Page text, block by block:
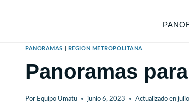
PANORAMAS REGION METROPOLITANA
Panoramas
Por Equipo Umatu junio 6, 2023 Actualizado en